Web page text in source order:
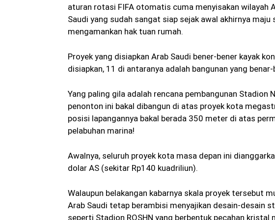
aturan rotasi FIFA otomatis cuma menyisakan wilayah
Saudi yang sudah sangat siap sejak awal akhirnya
mengamankan hak tuan rumah.
Proyek yang disiapkan Arab Saudi bener-bener kayak
disiapkan, 11 di antaranya adalah bangunan yang benar-
Yang paling gila adalah rencana pembangunan Stadion
penonton ini bakal dibangun di atas proyek kota
posisi lapangannya bakal berada 350 meter di atas
pelabuhan marina!
Awalnya, seluruh proyek kota masa depan ini
dolar AS (sekitar Rp140 kuadriliun).
Walaupun belakangan kabarnya skala proyek tersebut
Arab Saudi tetap berambisi menyajikan desain-desain
seperti Stadion ROSHN yang berbentuk pecahan kristal